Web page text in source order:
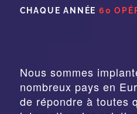
CHAQUE ANNÉE 60
Nous sommes
nombreux pays en
de répondre à toutes